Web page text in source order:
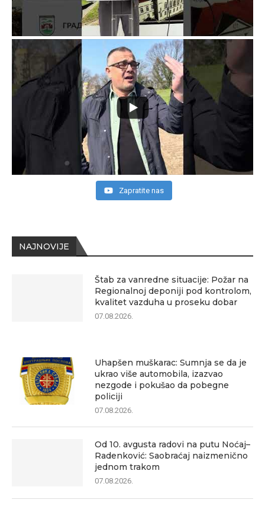
NAJNOVIJE
Štab za vanredne situacije: Požar na
Regionalnoj deponiji pod kontrolom,
kvalitet vazduha u proseku dobar
07.08.2026.
Uhapšen muškarac: Sumnja se da je
ukrao više automobila, izazvao
nezgode i pokušao da pobegne
policiji
07.08.2026.
Od 10. avgusta radovi na putu Noćaj–
Radenković: Saobraćaj naizmenično
jednom trakom
07.08.2026.
Zapratite nas